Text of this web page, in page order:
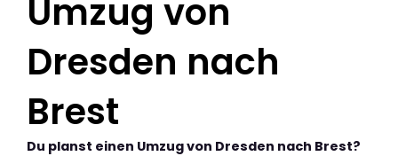
Umzug von
Dresden nach
Brest
Du planst einen Umzug von Dresden nach Brest?